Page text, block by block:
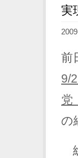
実
前
9/
党
の